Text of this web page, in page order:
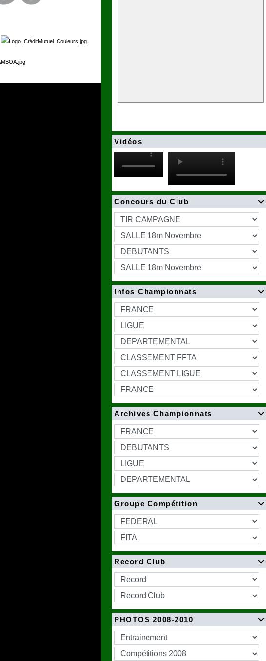
Vidéos

Concours du Club

Infos Championnats

Archives Championnats

Groupe Compétition

Record Club

PHOTOS 2008-2010